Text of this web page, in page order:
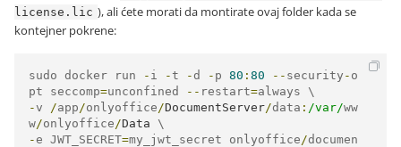
license.lic ), ali ćete morati da montirate ovaj folder kada se
kontejner pokrene:
sudo docker run - i -t -d - p 80 : 80 -- security - o
pt seccomp=unconfined -- restart=
-v /app/onlyoffice/DocumentServer/data : /var/ww
w/onlyoffice/Data
-e JWT_SECRET=my_jwt_secret onlyoffice/documen